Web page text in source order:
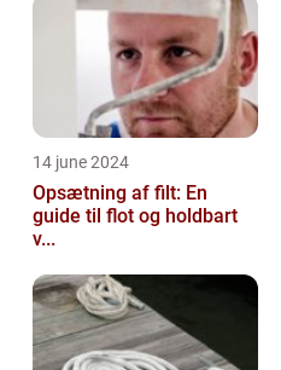
14 june 2024
Opsætning af filt: En
guide til flot og holdbart
v...